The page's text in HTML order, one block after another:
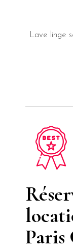
Lave linge
Paris